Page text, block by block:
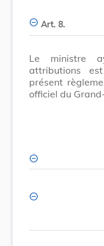
Art. 8.
Le ministre
attributions
présent
officiel du